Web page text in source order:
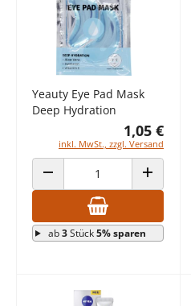
Yeauty Eye Pad Mask
Deep Hydration
1,05 €
inkl. MwSt., zzgl. Versand
ANZAHL VERRINGERN ANZAHL
ab3Stück5% sparen